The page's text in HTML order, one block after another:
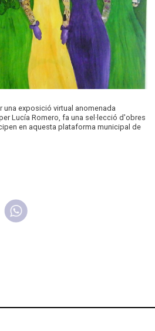
una exposició virtual anomenada
Lucía Romero, fa una sel·lecció d'obres
en aquesta plataforma municipal de